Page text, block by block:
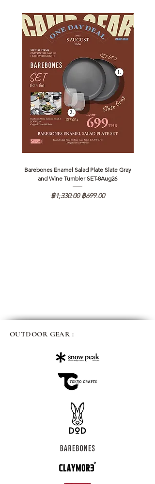
Barebones Enamel Salad Plate Slate Gray
and Wine Tumbler SET-8Aug26
ราคาปกติ
฿1,330.00 ราคาขายลด
฿699.00
OUTDOOR GEAR :